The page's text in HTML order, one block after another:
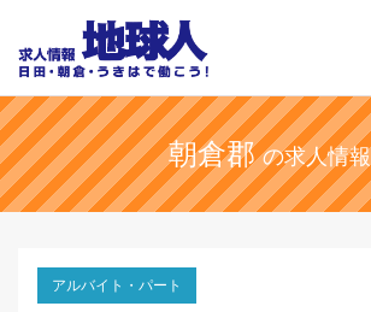
朝倉郡の求人情報
アルバイト・パート